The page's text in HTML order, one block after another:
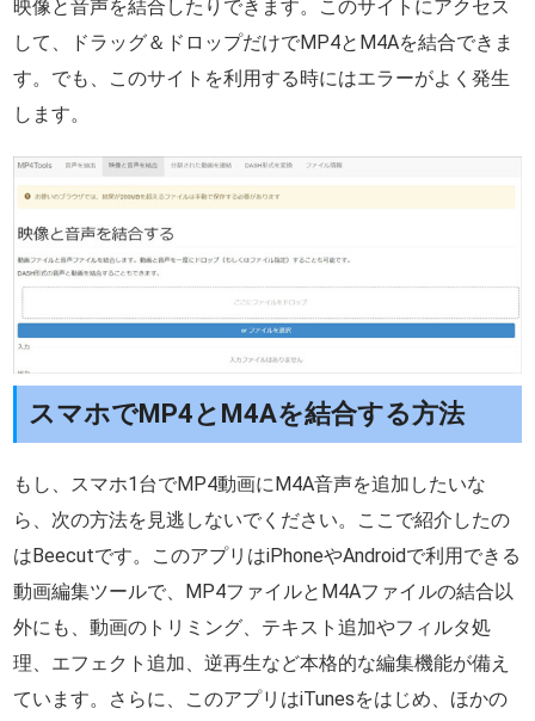
映像と音声を結合したりできます。このサイトにアクセス
して、ドラッグ＆ドロップだけでMP4とM4Aを結合できま
す。でも、このサイトを利用する時にはエラーがよく発生
します。
スマホでMP4とM4Aを結合する方法
もし、スマホ1台でMP4動画にM4A音声を追加したいな
ら、次の方法を見逃しないでください。ここで紹介したの
はBeecutです。このアプリはiPhoneやAndroidで利用できる
動画編集ツールで、MP4ファイルとM4Aファイルの結合以
外にも、動画のトリミング、テキスト追加やフィルタ処
理、エフェクト追加、逆再生など本格的な編集機能が備え
ています。さらに、このアプリはiTunesをはじめ、ほかの